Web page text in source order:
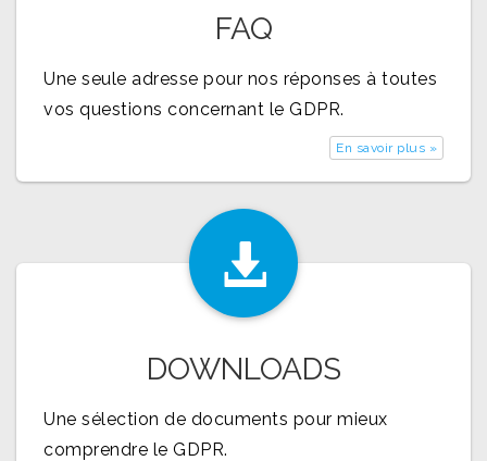
FAQ
Une seule adresse pour nos réponses à toutes
vos questions concernant le GDPR.
En savoir plus »
DOWNLOADS
Une sélection de documents pour mieux
comprendre le GDPR.